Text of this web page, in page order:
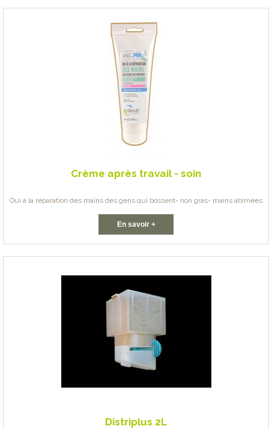
Crème après travail - soin
Oui à la réparation des mains des gens qui bossent- non gras- mains abîmées
En savoir +
Distriplus 2L